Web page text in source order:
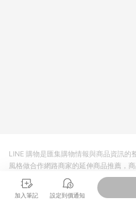
加入筆記 設定到價通知
LINE 購物是匯集購物情報與商品資訊的
風格做合作網路商家的延伸商品推薦，
商品至各合作網路商家，確認現售價與
準。